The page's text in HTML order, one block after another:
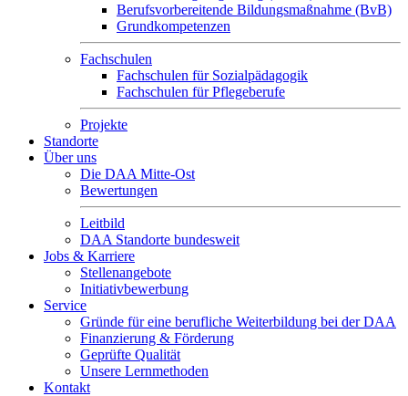
Berufsvorbereitende Bildungsmaßnahme (BvB)
Grundkompetenzen
Fachschulen
Fachschulen für Sozialpädagogik
Fachschulen für Pflegeberufe
Projekte
Standorte
Über uns
Die DAA Mitte-Ost
Bewertungen
Leitbild
DAA Standorte bundesweit
Jobs & Karriere
Stellenangebote
Initiativbewerbung
Service
Gründe für eine berufliche Weiterbildung bei der DAA
Finanzierung & Förderung
Geprüfte Qualität
Unsere Lernmethoden
Kontakt